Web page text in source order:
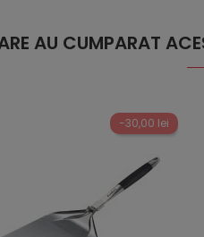
AU CUMPARAT
-30,00 lei